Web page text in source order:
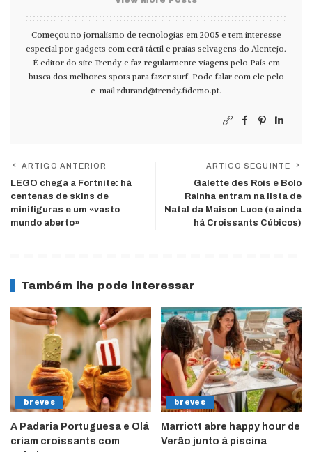
Começou no jornalismo de tecnologias em 2005 e tem interesse
especial por gadgets com ecrã táctil e praias selvagens do Alentejo.
É editor do site Trendy e faz regularmente viagens pelo País em
busca dos melhores spots para fazer surf. Pode falar com ele pelo
e-mail rdurand@trendy.fidemo.pt.
ARTIGO ANTERIOR
LEGO chega a Fortnite: há
centenas de skins de
minifiguras e um «vasto
mundo aberto»
ARTIGO SEGUINTE
Galette des Rois e Bolo
Rainha entram na lista de
Natal da Maison Luce (e ainda
há Croissants Cúbicos)
Também lhe pode interessar
breves
A Padaria Portuguesa e Olá
criam croissants com
breves
Marriott abre happy hour de
Verão junto à piscina